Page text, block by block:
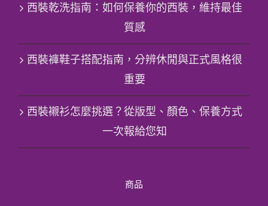
西裝乾洗指南：如何保養你的西裝，維持最佳
質感
西裝褲鞋子搭配指南，分辨休閒與正式風格很
重要
西裝襯衫怎麼挑選？從版型、顏色、保養方式
一次報給您知
商品